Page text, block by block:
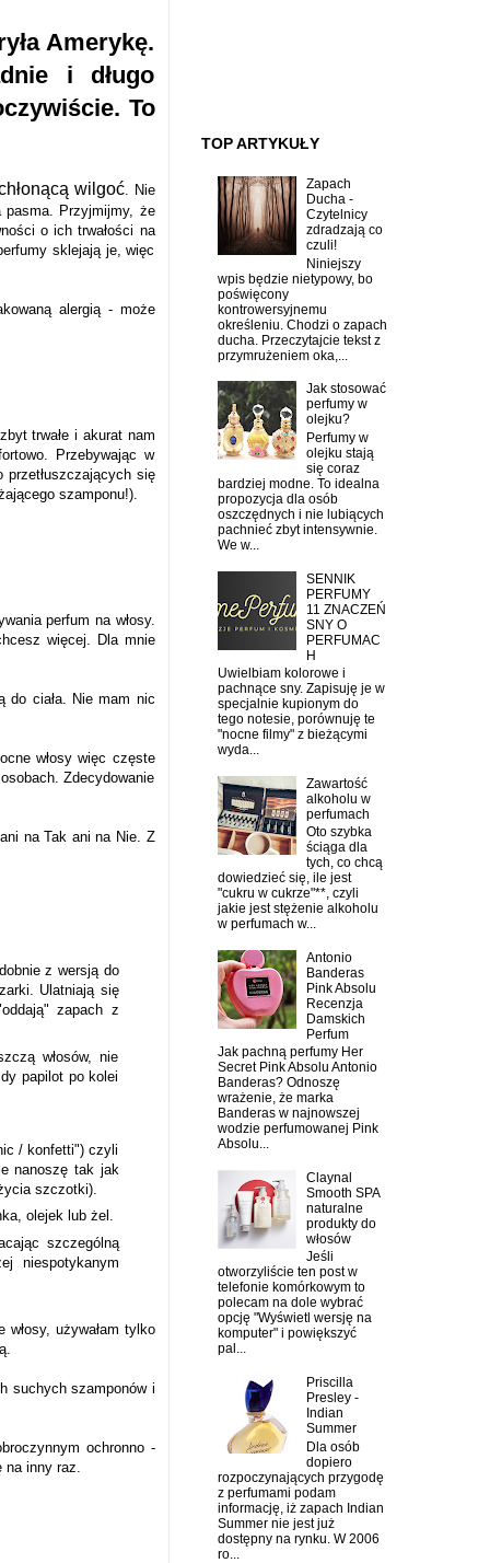
Amerykę.
i długo
To
wilgoć. Nie
pasma. Przyjmijmy, że
o ich trwałości na
sklejają je, więc
alergią - może
trwałe i akurat nam
Przebywając w
przetłuszczających się
szamponu!).
perfum na włosy.
więcej. Dla mnie
do ciała. Nie mam nic
włosy więc częste
Zdecydowanie
na Tak ani na Nie. Z
z wersją do
Ulatniają się
zapach z
włosów, nie
papilot po kolei
/ konfetti") czyli
nanoszę tak jak
szczotki).
olejek lub żel.
szczególną
niespotykanym
włosy, używałam tylko
suchych szamponów i
ochronno -
inny raz.
TOP ARTYKUŁY
Zapach
Ducha -
Czytelnicy
zdradzają co
czuli!
Niniejszy
wpis będzie nietypowy, bo
poświęcony
kontrowersyjnemu
określeniu. Chodzi o zapach
ducha. Przeczytajcie tekst z
przymrużeniem oka,...
Jak stosować
perfumy w
olejku?
Perfumy w
olejku stają
się coraz
bardziej modne. To idealna
propozycja dla osób
oszczędnych i nie lubiących
pachnieć zbyt intensywnie.
We w...
SENNIK
PERFUMY
11 ZNACZEŃ
SNY O
PERFUMAC
H
Uwielbiam kolorowe i
pachnące sny. Zapisuję je w
specjalnie kupionym do
tego notesie, porównuję te
"nocne filmy" z bieżącymi
wyda...
Zawartość
alkoholu w
perfumach
Oto szybka
ściąga dla
tych, co chcą
dowiedzieć się, ile jest
"cukru w cukrze"**, czyli
jakie jest stężenie alkoholu
w perfumach w...
Antonio
Banderas
Pink Absolu
Recenzja
Damskich
Perfum
Jak pachną perfumy Her
Secret Pink Absolu Antonio
Banderas? Odnoszę
wrażenie, że marka
Banderas w najnowszej
wodzie perfumowanej Pink
Absolu...
Claynal
Smooth SPA
naturalne
produkty do
włosów
Jeśli
otworzyliście ten post w
telefonie komórkowym to
polecam na dole wybrać
opcję "Wyświetl wersję na
komputer" i powiększyć
pal...
Priscilla
Presley -
Indian
Summer
Dla osób
dopiero
rozpoczynających przygodę
z perfumami podam
informację, iż zapach Indian
Summer nie jest już
dostępny na rynku. W 2006
ro...